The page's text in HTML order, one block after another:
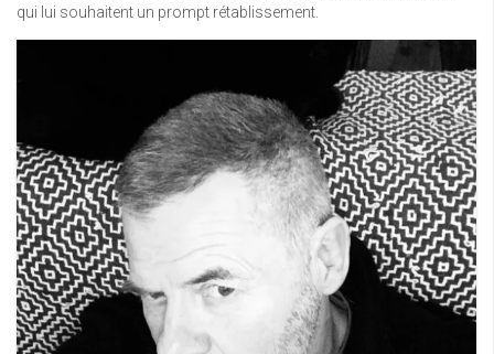
qui lui souhaitent un prompt rétablissement.